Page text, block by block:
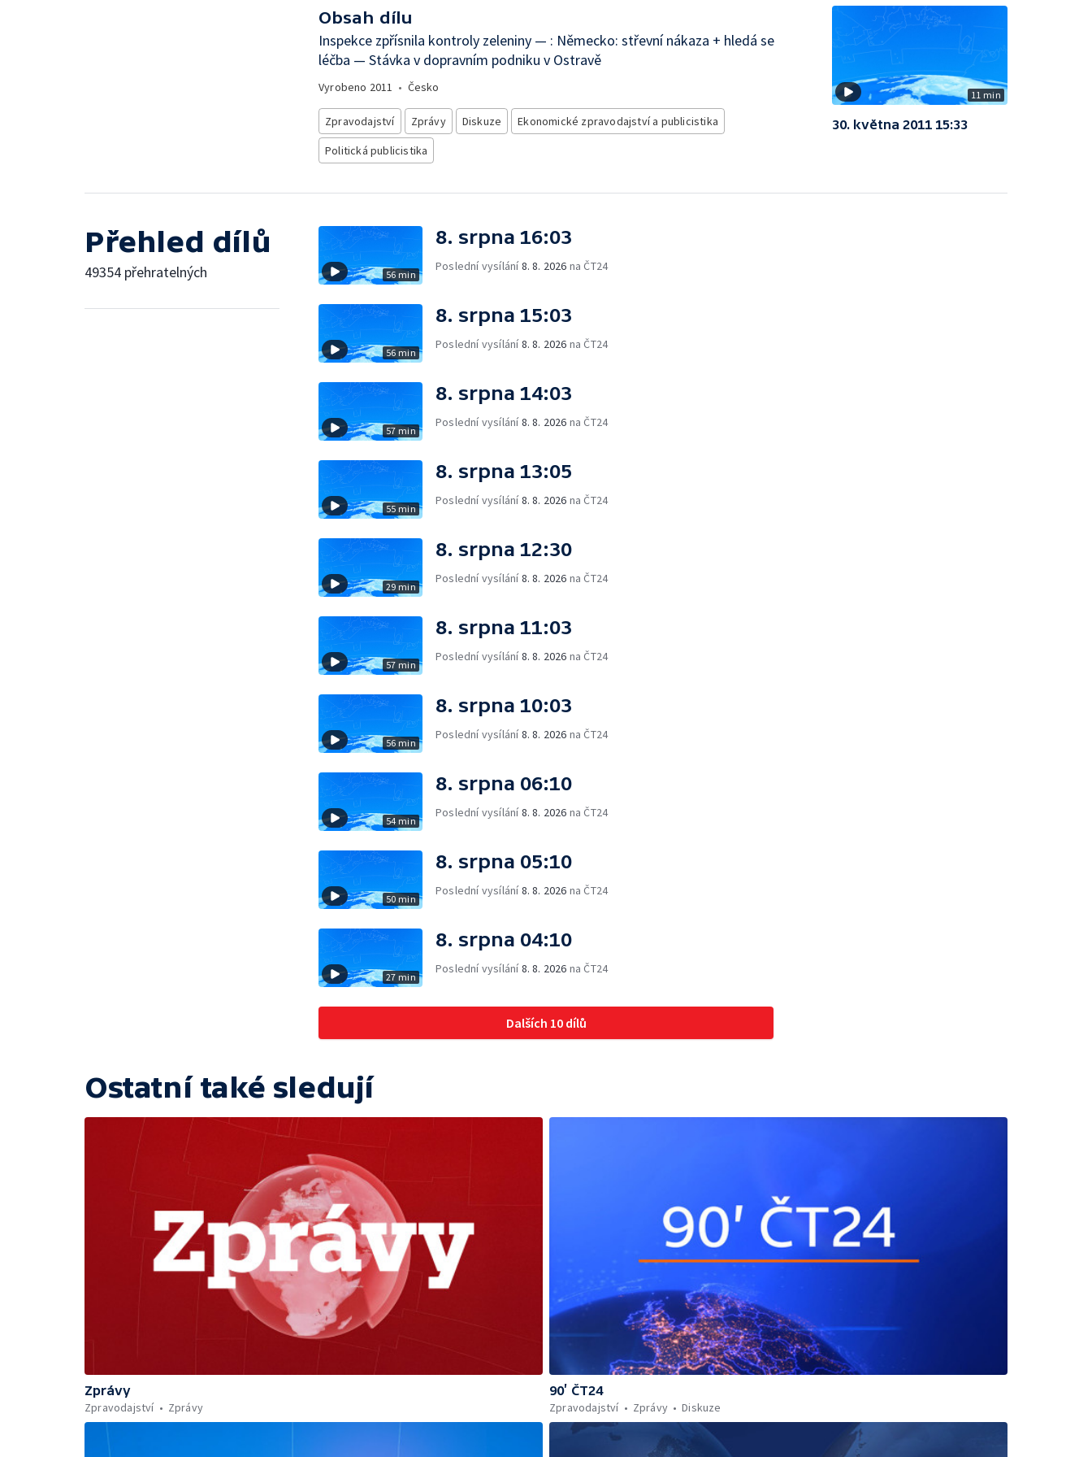
Obsah dílu
Inspekce zpřísnila kontroly zeleniny — : Německo: střevní nákaza + hledá se
léčba — Stávka v dopravním podniku v Ostravě
Vyrobeno 2011 • Česko
Zpravodajství Zprávy Diskuze
Ekonomické zpravodajství a publicistika
Politická publicistika
11 min
30. května 2011 15:33
Přehled dílů
49354 přehratelných 56 min
8. srpna 16:03
Poslední vysílání8. 8. 2026 na ČT24
56 min
8. srpna 15:03
Poslední vysílání8. 8. 2026 na ČT24
57 min
8. srpna 14:03
Poslední vysílání8. 8. 2026 na ČT24
55 min
8. srpna 13:05
Poslední vysílání8. 8. 2026 na ČT24
29 min
8. srpna 12:30
Poslední vysílání8. 8. 2026 na ČT24
57 min
8. srpna 11:03
Poslední vysílání8. 8. 2026 na ČT24
56 min
8. srpna 10:03
Poslední vysílání8. 8. 2026 na ČT24
54 min
8. srpna 06:10
Poslední vysílání8. 8. 2026 na ČT24
50 min
8. srpna 05:10
Poslední vysílání8. 8. 2026 na ČT24
27 min
8. srpna 04:10
Poslední vysílání8. 8. 2026 na ČT24
Dalších 10 dílů
Ostatní také sledují
Zprávy
Zpravodajství
Zprávy
90’ ČT24
Zpravodajství
Zprávy Diskuze